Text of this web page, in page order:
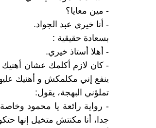
- مين معايا؟
- أنا خيري عبد الجواد.
بسعادة حقيقية :
- أهلا أستاذ خيري.
- كان لازم أكلمك عشان أهنيك
ينفع إني مكلمكش و أهنيك
تملؤني البهجة، يقول:
- رواية رائعة يا محمود
جدا، أنا مكنتش متخيل إنها